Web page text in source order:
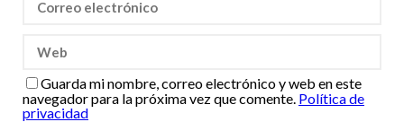
Guarda mi nombre, correo electrónico y web en este
navegador para la próxima vez que comente. Política de
privacidad